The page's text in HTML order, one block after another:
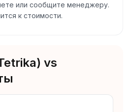
или сообщите менеджеру.
к стоимости.
vs